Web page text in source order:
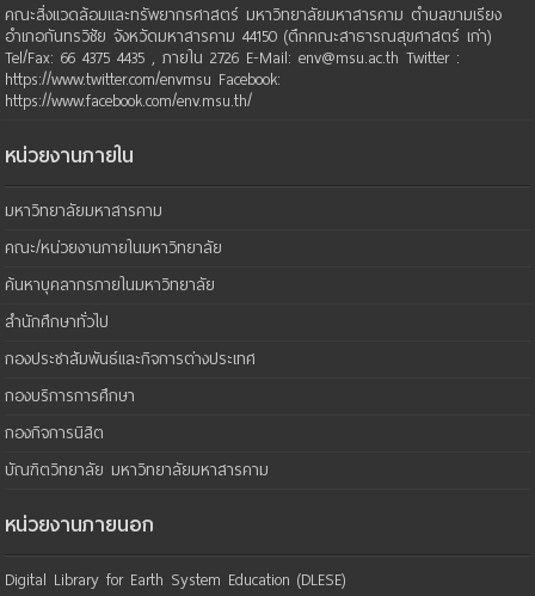
คณะสิ่งแวดล้อมและทรัพยากรศาสตร์ มหาวิทยาลัยมหาสารคาม ตำบลขามเรียง
อำเภอกันทรวิชัย จังหวัดมหาสารคาม 44150 (ตึกคณะสาธารณสุขศาสตร์ เก่า)
Tel/Fax: 66 4375 4435 , ภายใน 2726 E-Mail: env@msu.ac.th Twitter :
https://www.twitter.com/envmsu Facebook:
https://www.facebook.com/env.msu.th/
หน่วยงานภายใน
มหาวิทยาลัยมหาสารคาม
คณะ/หน่วยงานภายในมหาวิทยาลัย
ค้นหาบุคลากรภายในมหาวิทยาลัย
สำนักศึกษาทั่วไป
กองประชาสัมพันธ์และกิจการต่างประเทศ
กองบริการการศึกษา
กองกิจการนิสิต
บัณฑิตวิทยาลัย มหาวิทยาลัยมหาสารคาม
หน่วยงานภายนอก
Digital Library for Earth System Education (DLESE)